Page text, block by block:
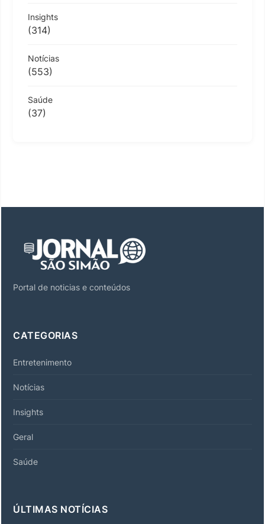
Insights
(314)
Notícias
(553)
Saúde
(37)
Portal de noticias e conteúdos
CATEGORIAS
Entretenimento
Notícias
Insights
Geral
Saúde
ÚLTIMAS NOTÍCIAS